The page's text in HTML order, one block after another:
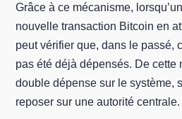
Grâce à ce mécanisme,
nouvelle transaction Bitcoin en
peut vérifier que, dans le passé,
pas été déjà dépensés. De cette
double dépense sur le système,
reposer sur une autorité centrale.